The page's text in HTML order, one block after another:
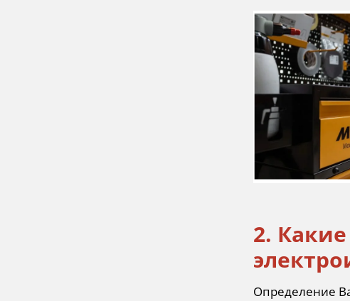
2.
Определение